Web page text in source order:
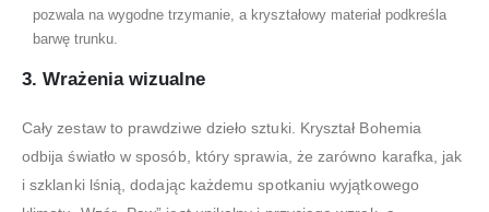
pozwala na wygodne trzymanie, a kryształowy materiał podkreśla
barwę trunku.
3. Wrażenia wizualne
Cały zestaw to prawdziwe dzieło sztuki. Kryształ Bohemia
odbija światło w sposób, który sprawia, że zarówno karafka, jak
i szklanki lśnią, dodając każdemu spotkaniu wyjątkowego